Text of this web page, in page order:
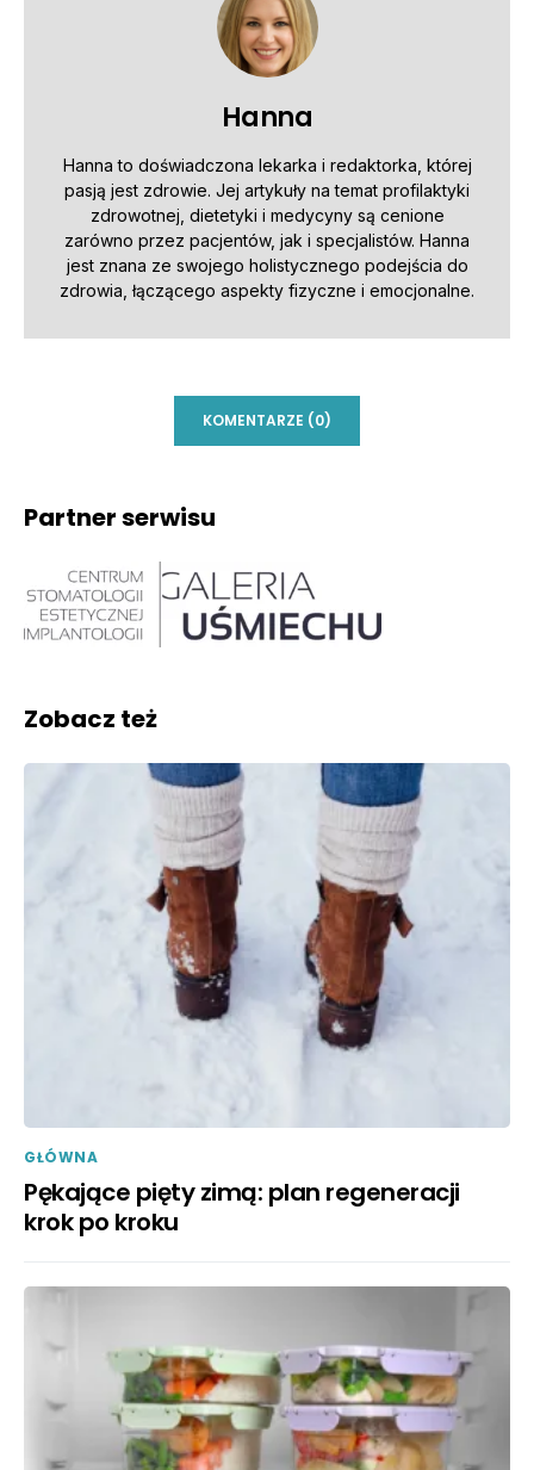
Hanna
Hanna to doświadczona lekarka i redaktorka, której
pasją jest zdrowie. Jej artykuły na temat profilaktyki
zdrowotnej, dietetyki i medycyny są cenione
zarówno przez pacjentów, jak i specjalistów. Hanna
jest znana ze swojego holistycznego podejścia do
zdrowia, łączącego aspekty fizyczne i emocjonalne.
KOMENTARZE (0)
Partner serwisu
Zobacz też
GŁÓWNA
Pękające pięty zimą: plan regeneracji
krok po kroku